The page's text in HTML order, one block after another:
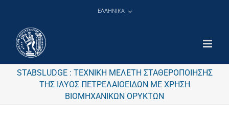
ΕΛΛΗΝΙΚΑ
STABSLUDGE : ΤΕΧΝΙΚΗ ΜΕΛΕΤΗ ΣΤΑΘΕΡΟΠΟΙΗΣΗΣ
ΤΗΣ ΙΛΥΟΣ ΠΕΤΡΕΛΑΙΟΕΙΔΩΝ ΜΕ ΧΡΗΣΗ
ΒΙΟΜΗΧΑΝΙΚΩΝ ΟΡΥΚΤΩΝ